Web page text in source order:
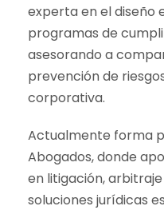
experta en el diseño
programas de
asesorando a
prevención de
corporativa.
Actualmente forma
Abogados, donde
en litigación,
soluciones jurídicas